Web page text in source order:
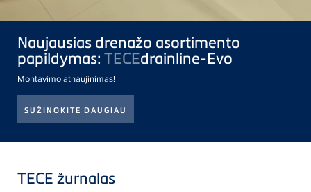
Naujausias drenažo asortimento
papildymas: TECEdrainline-Evo
Montavimo atnaujinimas!
SUŽINOKITE DAUGIAU
TECE žurnalas